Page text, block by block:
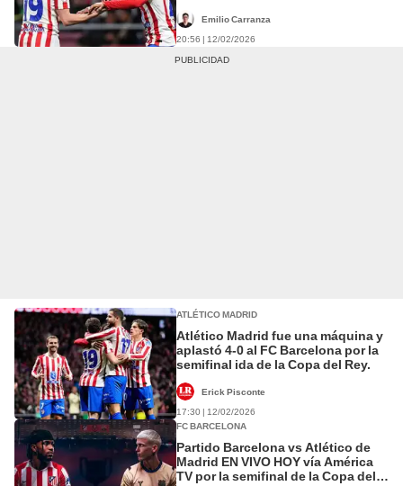
Emilio Carranza
20:56 | 12/02/2026
ATLÉTICO MADRID
Atlético Madrid fue una máquina y
aplastó 4-0 al FC Barcelona por la
semifinal ida de la Copa del Rey.
Erick Pisconte
17:30 | 12/02/2026
FC BARCELONA
Partido Barcelona vs Atlético de
Madrid EN VIVO HOY vía América
TV por la semifinal de la Copa del